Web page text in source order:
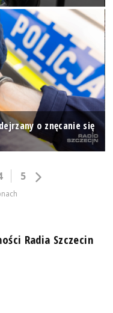
o znęcanie się
5
Radia Szczecin